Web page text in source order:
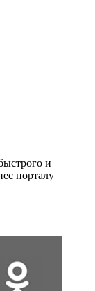
и
порталу